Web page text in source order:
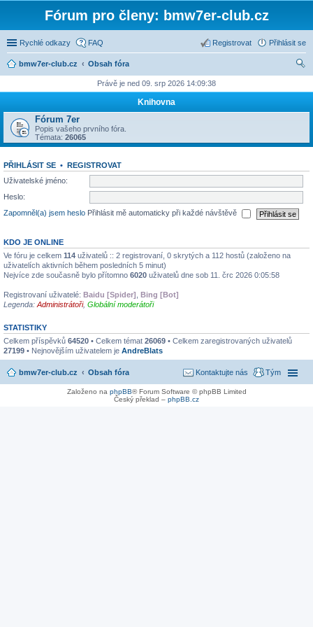
Fórum pro členy: bmw7er-club.cz
Rychlé odkazy FAQ Přihlásit se
Registrovat
bmw7er-club.cz
Obsah fóra
Právě je ned 09. srp 2026 14:09:38
Knihovna
Fórum 7er
Popis vašeho prvního fóra.
Témata: 26065
PŘIHLÁSIT SE • REGISTROVAT
Uživatelské jméno:
Heslo:
Zapomněl(a) jsem heslo Přihlásit mě automaticky při každé návštěvě
KDO JE ONLINE
Ve fóru je celkem 114 uživatelů :: 2 registrovaní, 0 skrytých a 112 hostů (založeno na
uživatelích aktivních během posledních 5 minut)
Nejvíce zde současně bylo přítomno 6020 uživatelů dne sob 11. črc 2026 0:05:58
Registrovaní uživatelé: Baidu [Spider] Bing [Bot]
Legenda: Administrátoři, Globální moderátoři
STATISTIKY
Celkem příspěvků 64520 • Celkem témat 26069 • Celkem zaregistrovaných uživatelů
27199 • Nejnovějším uživatelem je AndreBlats
bmw7er-club.cz Obsah fóra Tým
Kontaktujte nás
Založeno na phpBB® Forum Software © phpBB Limited
Český překlad – phpBB.cz